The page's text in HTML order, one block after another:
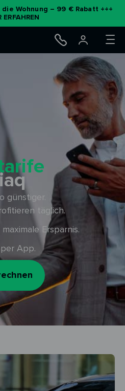
Wohnung – 99 € Rabatt +++
ERFAHREN
günstiger.
täglich.
Ersparnis.
App.